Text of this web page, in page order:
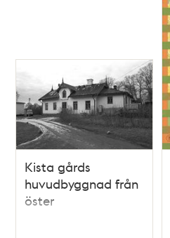
Kista gårds
huvudbyggnad från
öster